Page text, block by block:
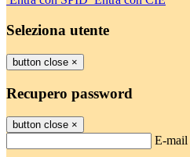
Seleziona utente
button close ×
Recupero password
button close ×
E-mail